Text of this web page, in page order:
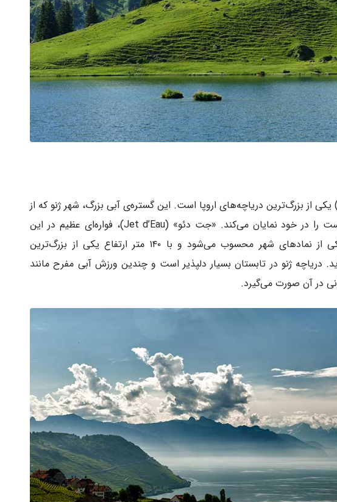
است را در خود نمایان می‌کند. «جت دئو» (Jet d’Eau)، فواره‌ای عظیم در این
دریاچه بوده که به عنوان یکی از نمادهای شهر محسوب می‌شود و با ۱۴۰ متر ارتفاع یکی از بزرگ‌ترین
دریاچه ژنو در تابستان بسیار دلپذیر است و چندین ورزش آبی مفرح مانند
در آن صورت می‌گیرد.